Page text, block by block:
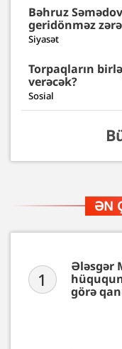
Bəhruz
geridönməz
Siyasət
Torpaqların
verəcək?
Sosial
ƏN
1
Ələsgər
görə